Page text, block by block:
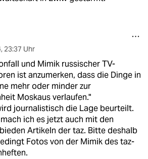
, 23:37 Uhr
und Mimik russischer TV-
ist anzumerken, dass die Dinge in
mehr oder minder zur
Moskaus verlaufen."
journalistisch die Lage beurteilt.
ich es jetzt auch mit den
Artikeln der taz. Bitte deshalb
Fotos von der Mimik des taz-